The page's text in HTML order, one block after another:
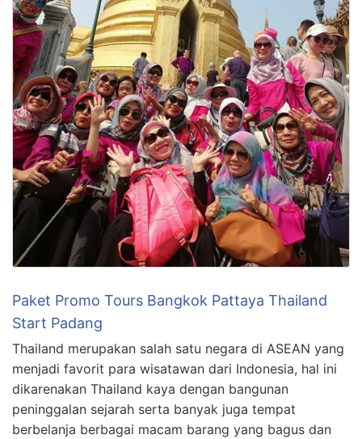
Paket Promo Tours Bangkok Pattaya Thailand
Start Padang
Thailand merupakan salah satu negara di ASEAN yang
menjadi favorit para wisatawan dari Indonesia, hal ini
dikarenakan Thailand kaya dengan bangunan
peninggalan sejarah serta banyak juga tempat
berbelanja berbagai macam barang yang bagus dan